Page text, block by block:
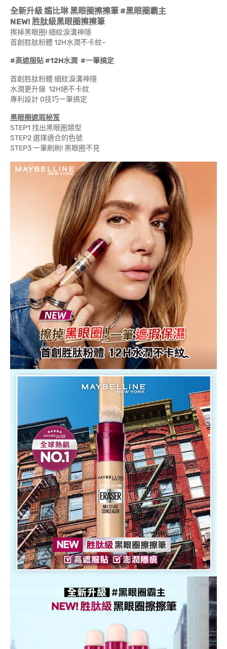
全新升級 媚比琳 黑眼圈擦擦筆 #黑眼圈霸主
NEW! 胜肽級黑眼圈擦擦筆
擦掉黑眼圈! 細紋淚溝神隱
首創胜肽粉體 12H水潤不卡紋~
#高遮服貼 #12H水潤 #一筆搞定
首創胜肽粉體 細紋淚溝神隱
水潤更升級 12H絕不卡紋
專利設計 0技巧一筆搞定
黑眼圈遮瑕秘笈
STEP1 找出黑眼圈類型
STEP2 選擇適合的色號
STEP3 一筆刷刷! 黑眼圈不見